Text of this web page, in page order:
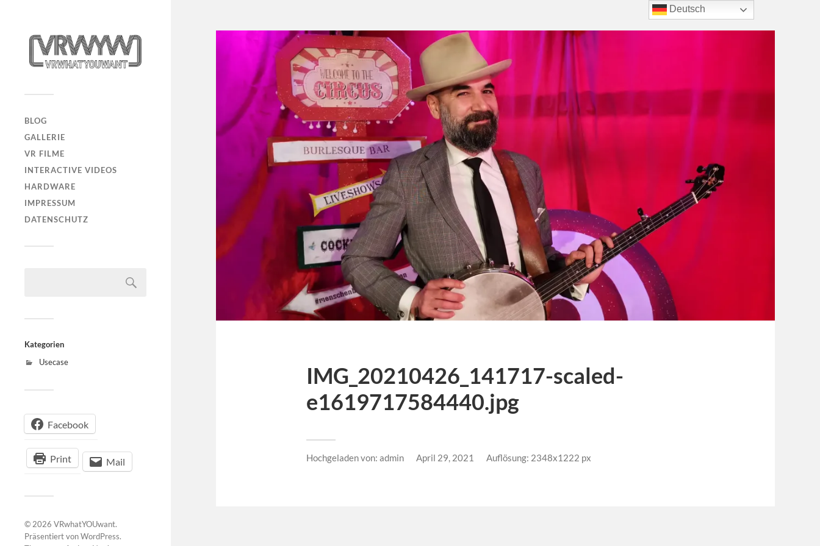
BLOG
GALLERIE
VR FILME
INTERACTIVE VIDEOS
HARDWARE
IMPRESSUM
DATENSCHUTZ
Kategorien
Usecase
Facebook
Print Mail
© 2026 VRwhatYOUwant.
Präsentiert vonWordPress.
IMG_20210426_141717-scaled-
e1619717584440.jpg
Hochgeladen von: admin April 29, 2021 Auflösung: 2348x1222 px
Deutsch